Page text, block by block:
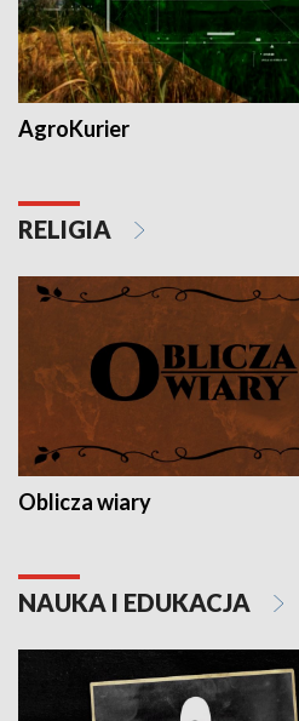
AgroKurier
RELIGIA
Oblicza wiary
NAUKA I EDUKACJA